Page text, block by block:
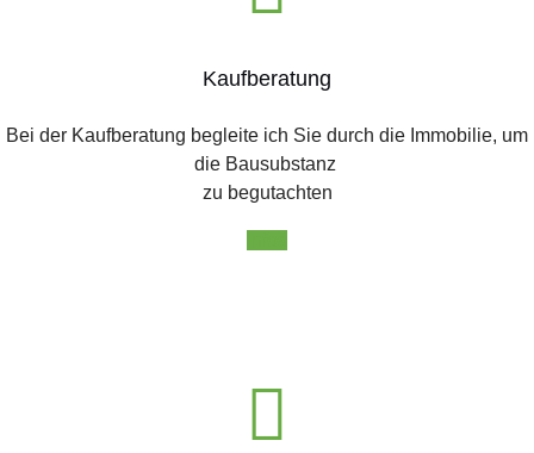
Kaufberatung
Bei der Kaufberatung begleite ich Sie durch die Immobilie, um
die Bausubstanz
zu begutachten